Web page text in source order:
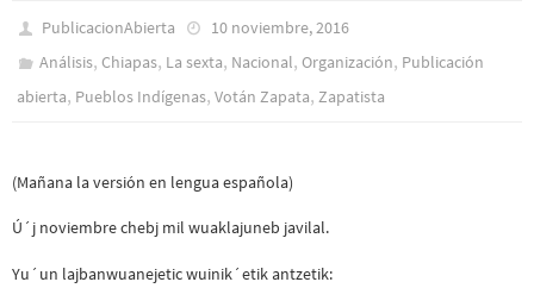
PublicacionAbierta
10 noviembre, 2016
Análisis,Chiapas, La sexta, Nacional,Organización, Publicación
abierta, Pueblos Indí­genas, Votán Zapata, Zapatista
(Mañana la versión en lengua española)
Ú´j noviembre chebj mil wuaklajuneb javilal.
Yu´un lajbanwuanejetic wuinik´etik antzetik: